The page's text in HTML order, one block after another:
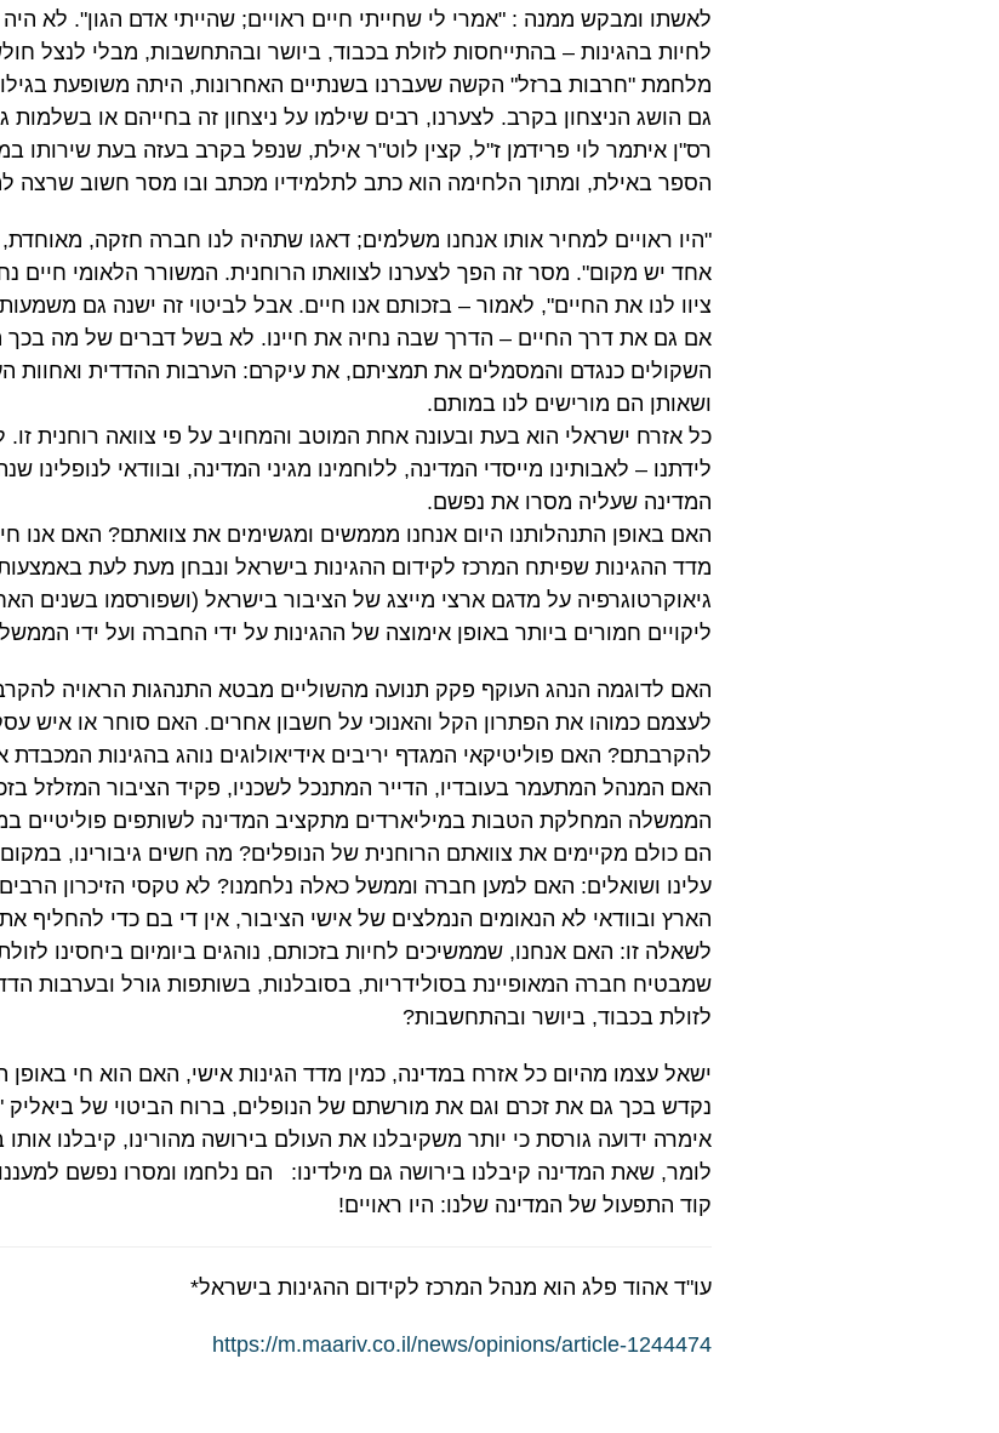
לאשתו ומבקש ממנה : "אמרי לי שחייתי חיים ראויים; שהייתי אדם הגון". לא
לחיות בהגינות – בהתייחסות לזולת בכבוד, ביושר ובהתחשבות, מבלי לנצל
מלחמת "חרבות ברזל" הקשה שעברנו בשנתיים האחרונות, היתה משופעת
גם הושג הניצחון בקרב. לצערנו, רבים שילמו על ניצחון זה בחייהם או
רס"ן איתמר לוי פרידמן ז"ל, קצין לוט"ר אילת, שנפל בקרב בעזה בעת שירותו
הספר באילת, ומתוך הלחימה הוא כתב לתלמידיו מכתב ובו מסר חשוב שרצה
"היו ראויים למחיר אותו אנחנו משלמים; דאגו שתהיה לנו חברה חזקה,
אחד יש מקום". מסר זה הפך לצערנו לצוואתו הרוחנית. המשורר הלאומי חיים
ציוו לנו את החיים", לאמור – בזכותם אנו חיים. אבל לביטוי זה ישנה גם
אם גם את דרך החיים – הדרך שבה נחיה את חיינו. לא בשל דברים של מה בכך
השקולים כנגדם והמסמלים את תמציתם, את עיקרם: הערבות ההדדית ואחוות
ושאותן הם מורישים לנו במותם.
כל אזרח ישראלי הוא בעת ובעונה אחת המוטב והמחויב על פי צוואה רוחנית
לידתנו – לאבותינו מייסדי המדינה, ללוחמינו מגיני המדינה, ובוודאי לנופלינו
המדינה שעליה מסרו את נפשם.
האם באופן התנהלותנו היום אנחנו מממשים ומגשימים את צוואתם? האם אנו
מדד ההגינות שפיתח המרכז לקידום ההגינות בישראל ונבחן מעת לעת
גיאוקרטוגרפיה על מדגם ארצי מייצג של הציבור בישראל (ושפורסמו בשנים
ליקויים חמורים ביותר באופן אימוצה של ההגינות על ידי החברה ועל ידי
האם לדוגמה הנהג העוקף פקק תנועה מהשוליים מבטא התנהגות הראויה
לעצמם כמוהו את הפתרון הקל והאנוכי על חשבון אחרים. האם סוחר או איש
להקרבתם? האם פוליטיקאי המגדף יריבים אידיאולוגים נוהג בהגינות
האם המנהל המתעמר בעובדיו, הדייר המתנכל לשכניו, פקיד הציבור המזלזל
הממשלה המחלקת הטבות במיליארדים מתקציב המדינה לשותפים פוליטיים
הם כולם מקיימים את צוואתם הרוחנית של הנופלים? מה חשים גיבורינו,
עלינו ושואלים: האם למען חברה וממשל כאלה נלחמנו? לא טקסי הזיכרון
הארץ ובוודאי לא הנאומים הנמלצים של אישי הציבור, אין די בם כדי
לשאלה זו: האם אנחנו, שממשיכים לחיות בזכותם, נוהגים ביומיום ביחסינו
שמבטיח חברה המאופיינת בסולידריות, בסובלנות, בשותפות גורל ובערבות
לזולת בכבוד, ביושר ובהתחשבות?
ישאל עצמו מהיום כל אזרח במדינה, כמין מדד הגינות אישי, האם הוא חי
נקדש בכך גם את זכרם וגם את מורשתם של הנופלים, ברוח הביטוי של ביאליק
אימרה ידועה גורסת כי יותר משקיבלנו את העולם בירושה מהורינו, קיבלנו
לומר, שאת המדינה קיבלנו בירושה גם מילדינו: הם נלחמו ומסרו נפשם
קוד התפעול של המדינה שלנו: היו ראויים!
עו"ד אהוד פלג הוא מנהל המרכז לקידום ההגינות בישראל*
https://m.maariv.co.il/news/opinions/article-1244474